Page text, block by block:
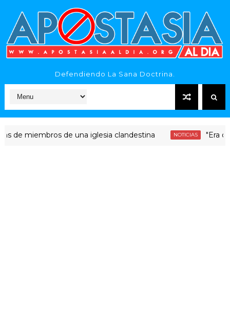
Defendiendo La Sana Doctrina.
de una iglesia clandestina NOTICIAS "Era dinero